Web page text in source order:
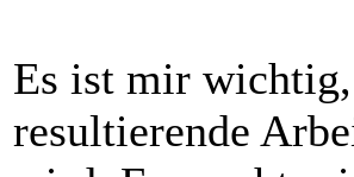
Es ist mir
resultierende